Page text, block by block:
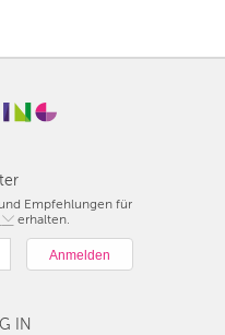
Empfehlungen für
erhalten.
IN